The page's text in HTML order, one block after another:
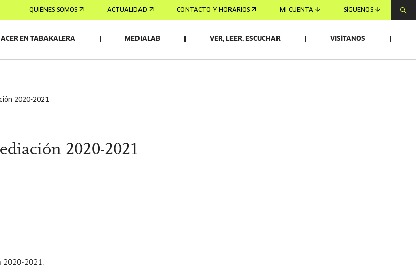
QUIÉNES SOMOS ACTUALIDAD CONTACTO Y HORARIOS MI CUENTA SÍGUENOS
EN TABAKALERA MEDIALAB VER, LEER, ESCUCHAR VISÍTANOS
2020-2021
2020-2021
2020-2021.